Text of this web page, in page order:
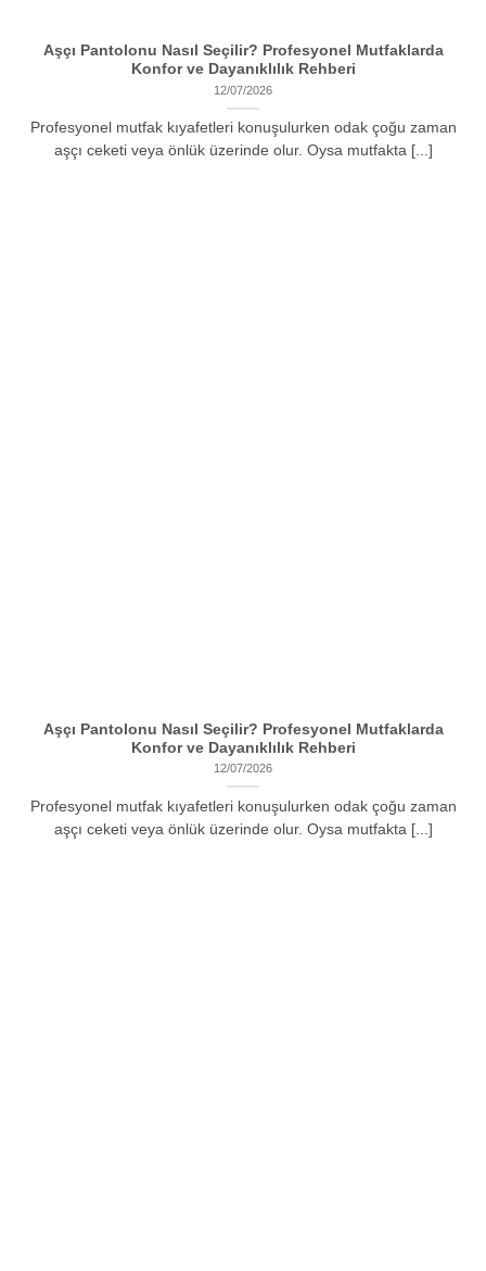
Aşçı Pantolonu Nasıl Seçilir? Profesyonel Mutfaklarda
Konfor ve Dayanıklılık Rehberi
12/07/2026
Profesyonel mutfak kıyafetleri konuşulurken odak çoğu zaman
aşçı ceketi veya önlük üzerinde olur. Oysa mutfakta [...]
Aşçı Pantolonu Nasıl Seçilir? Profesyonel Mutfaklarda
Konfor ve Dayanıklılık Rehberi
12/07/2026
Profesyonel mutfak kıyafetleri konuşulurken odak çoğu zaman
aşçı ceketi veya önlük üzerinde olur. Oysa mutfakta [...]